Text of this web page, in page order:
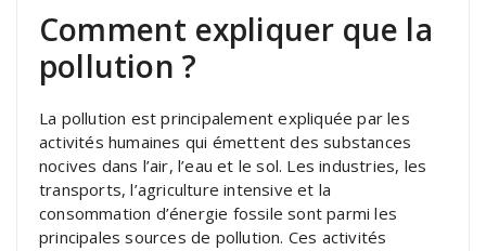
Comment expliquer que la
pollution ?
La pollution est principalement expliquée par les
activités humaines qui émettent des substances
nocives dans l’air, l’eau et le sol. Les industries, les
transports, l’agriculture intensive et la
consommation d’énergie fossile sont parmi les
principales sources de pollution. Ces activités